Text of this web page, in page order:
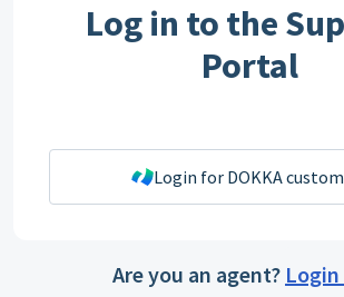
Log in to the
Portal
Login for DOKKA
Are you an agent?